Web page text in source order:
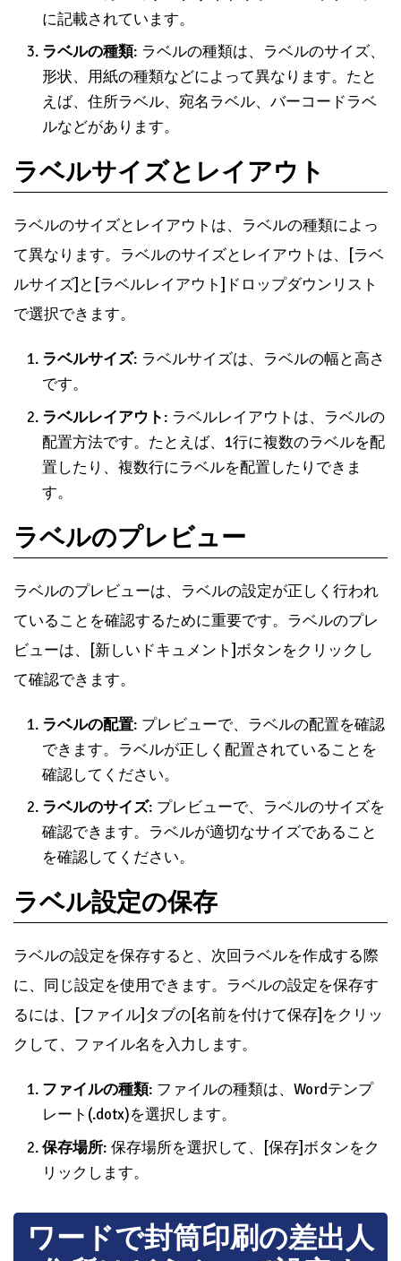
ルの種類によって異なります。使用するラベルの種類
がわからない場合は、[ラベルオプション]をクリック
してラベルメーカー、ラベル番号、ラベルの種類を確
認できます。
ル屋さん、エプソンなど、ラベルを販売している
ラベル番号 : ラベル番号は、ラベルメーカーがラベ
ルの種類を識別するために使用する番号です。ラ
ベルメーカーのウェブサイトやラベルパッケージ
に記載されています。
形状、用紙の種類などによって異なります。たと
えば、住所ラベル、宛名ラベル、バーコードラベ
ルなどがあります。
ラベルサイズとレイアウト
て異なります。ラベルのサイズとレイアウトは、[ラベ
ラベルサイズ: ラベルサイズは、ラベルの幅と高さ
です。
配置方法です。たとえば、1行に複数のラベルを配
置したり、複数行にラベルを配置したりできま
す。
ラベルのプレビュー
ていることを確認するために重要です。ラベルのプレ
て確認できます。
ラベルの配置: プレビューで、ラベルの配置を確認
できます。ラベルが正しく配置されていることを
ラベルのサイズ: プレビューで、ラベルのサイズを
確認できます。ラベルが適切なサイズであること
を確認してください。
ラベルの設定を保存すると、次回ラベルを作成する際